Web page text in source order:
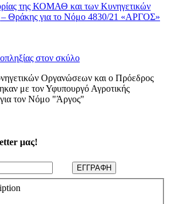
της ΚΟΜΑΘ και των Κυνηγετικών
Θράκης για το Νόμο 4830/21 «ΑΡΓΟΣ»
στον σκύλο
Οργανώσεων και ο Πρόεδρος
με τον Υφυπουργό Αγροτικής
τον Νόμο "Άργος"
μας!